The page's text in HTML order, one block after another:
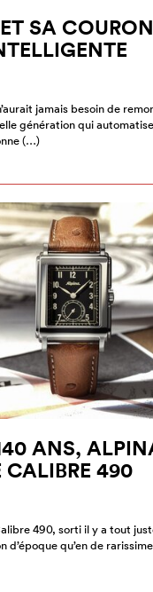
SA
jamais besoin de
génération qui
(…)
ANS,
CALIBRE 490
490, sorti il y a tout
d’époque qu’en de